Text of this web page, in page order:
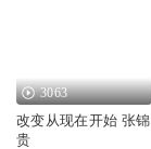
3063
改变从现在开始 张锦
贵